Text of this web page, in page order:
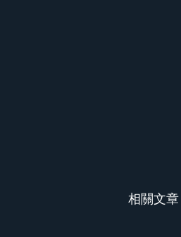
相關文章